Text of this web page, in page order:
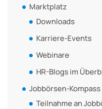
Marktplatz
Downloads
Karriere-Events
Webinare
HR-Blogs im
Jobbörsen-Kompass
Teilnahme an